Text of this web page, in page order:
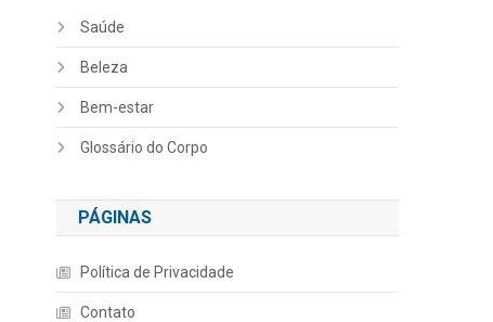
Saúde
Beleza
Bem-estar
Glossário do Corpo
PÁGINAS
Política de Privacidade
Contato